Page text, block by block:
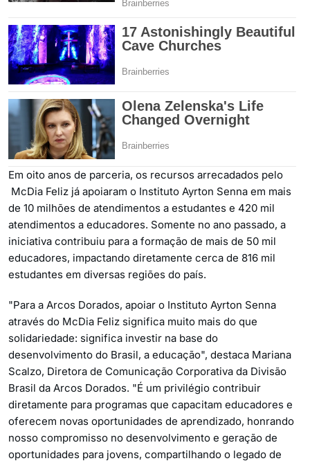
Em oito anos de parceria, os recursos arrecadados pelo
McDia Feliz já apoiaram o Instituto Ayrton Senna em mais
de 10 milhões de atendimentos a estudantes e 420 mil
atendimentos a educadores. Somente no ano passado, a
iniciativa contribuiu para a formação de mais de 50 mil
educadores, impactando diretamente cerca de 816 mil
estudantes em diversas regiões do país.
"Para a Arcos Dorados, apoiar o Instituto Ayrton Senna
através do McDia Feliz significa muito mais do que
solidariedade: significa investir na base do
desenvolvimento do Brasil, a educação", destaca Mariana
Scalzo, Diretora de Comunicação Corporativa da Divisão
Brasil da Arcos Dorados. "É um privilégio contribuir
diretamente para programas que capacitam educadores e
oferecem novas oportunidades de aprendizado, honrando
nosso compromisso no desenvolvimento e geração de
oportunidades para jovens, compartilhando o legado de